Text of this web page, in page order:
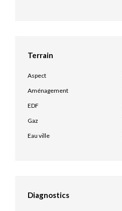
Terrain
Aspect
Aménagement
EDF
Gaz
Eau ville
Diagnostics